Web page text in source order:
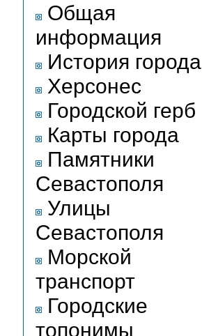
Общая
информация
История города
Херсонес
Городской герб
Карты города
Памятники
Севастополя
Улицы
Севастополя
Морской
транспорт
Городские
топонимы